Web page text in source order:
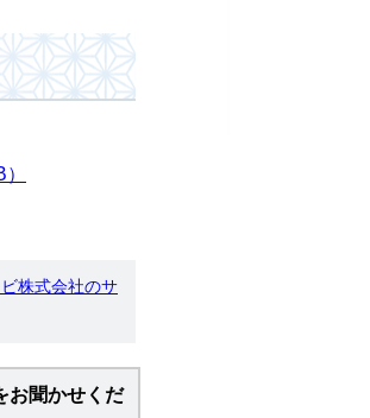
株式会社のサ
お聞かせくだ